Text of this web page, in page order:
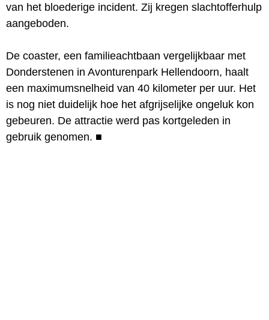
van het bloederige incident. Zij kregen slachtofferhulp
aangeboden.
De coaster, een familieachtbaan vergelijkbaar met
Donderstenen in Avonturenpark Hellendoorn, haalt
een maximumsnelheid van 40 kilometer per uur. Het
is nog niet duidelijk hoe het afgrijselijke ongeluk kon
gebeuren. De attractie werd pas kortgeleden in
gebruik genomen. ■